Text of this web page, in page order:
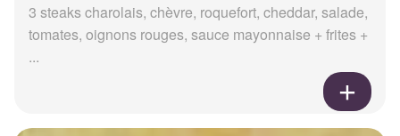
3 steaks charolais, chèvre, roquefort, cheddar, salade,
tomates, oignons rouges, sauce mayonnaise + frites +
...